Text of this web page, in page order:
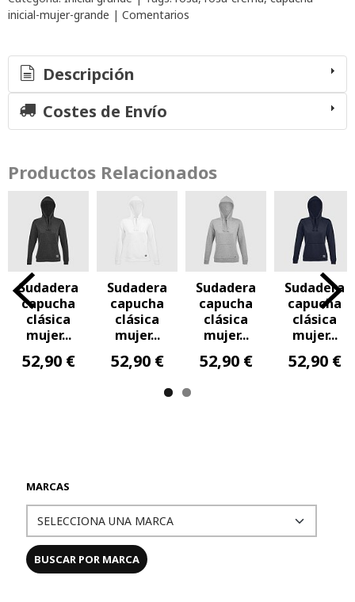
MARCAS
inicial-mujer-grande | Comentarios
Descripción
Costes de Envío
Productos Relacionados
€
Sudadera
capucha
mujer...
52,90 €
Sudadera
capucha
mujer...
52,90 €
Sudadera
capucha
mujer...
52,90 €